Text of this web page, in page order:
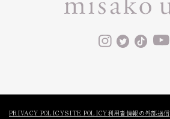
PRIVACY POLICYSITE POLICY利用者情報の外部送信